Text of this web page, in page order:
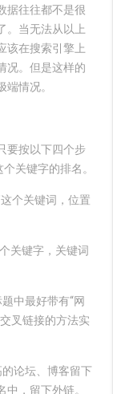
据往往都不是很
。当无法从以上
该在搜索引擎上
况。但是这样的
情况。
按以下四个步
关键字的排名。
个关键词，位置
关键字，关键词
中最好带有“网
叉链接的方法实
论坛、博客留下
，留下外链。